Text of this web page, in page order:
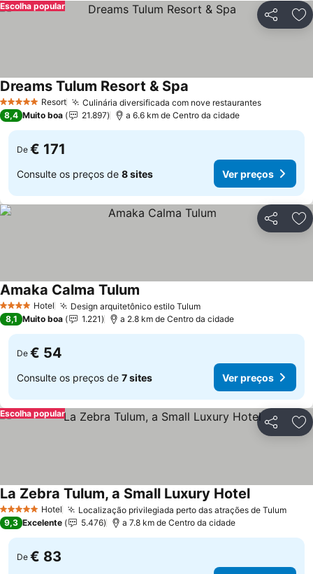
Partilhar
Escolha popular
5 Estrelas Resort Culinária diversificada com nove restaurantesVer
Dreams Tulum Resort & Spa
8,4 Muito boa 21.897 a 6.6 km de Centro da cidade
De € 171
Consulte os preços de 8 sites Ver preços
Partilhar
4 EstrelasHotel Design arquitetônico estilo TulumVer preços
Amaka Calma Tulum
8,1 Muito boa 1.221 a 2.8 km de Centro da cidade
De € 54
Consulte os preços de 7 sites Ver preços
Partilhar
Escolha popular
5 Estrelas Hotel Localização privilegiada perto das atrações de TulumVer
La Zebra Tulum, a Small Luxury HotelVer preços
9,3 Excelente 5.476 a 7.8 km de Centro da cidade
De € 83